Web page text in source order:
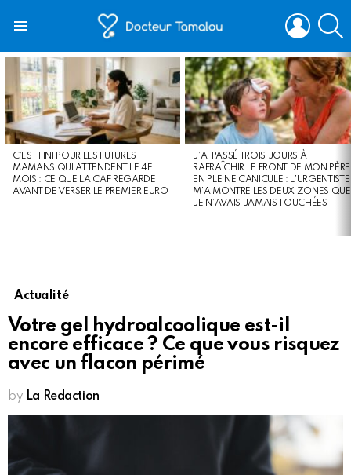
LOGIN
LATEST
STORIES
C’EST FINI POUR LES FUTURES
MAMANS QUI ATTENDENT LE 4E
MOIS : CE QUE LA CAF REGARDE
AVANT DE VERSER LE PREMIER EURO
J’AI PASSÉ TROIS JOURS À
RAFRAÎCHIR LE FRONT DE MON PÈRE
EN PLEINE CANICULE : L’URGENTISTE
M’A MONTRÉ LES DEUX ZONES QUE
JE N’AVAIS JAMAIS TOUCHÉES
Actualité
Votre gel hydroalcoolique est-il
encore efficace ? Ce que vous risquez
avec un flacon périmé
by La Redaction